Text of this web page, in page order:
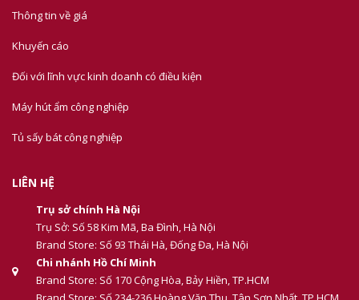
Thông tin về giá
Khuyến cáo
Đối với lĩnh vực kinh doanh có điều kiện
Máy hút ẩm công nghiệp
Tủ sấy bát công nghiệp
LIÊN HỆ
Trụ sở chính Hà Nội
Trụ Sở: Số 58 Kim Mã, Ba Đình, Hà Nội
Brand Store: Số 93 Thái Hà, Đống Đa, Hà Nội
Chi nhánh Hồ Chí Minh
Brand Store: Số 170 Cộng Hòa, Bảy Hiền, TP.HCM